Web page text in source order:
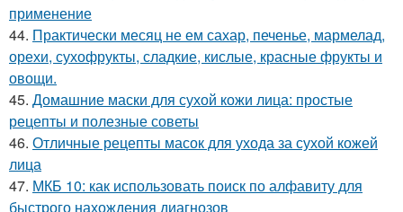
применение
44. Практически месяц не ем сахар, печенье, мармелад,
орехи, сухофрукты, сладкие, кислые, красные фрукты и
овощи.
45. Домашние маски для сухой кожи лица: простые
рецепты и полезные советы
46. Отличные рецепты масок для ухода за сухой кожей
лица
47. МКБ 10: как использовать поиск по алфавиту для
быстрого нахождения диагнозов